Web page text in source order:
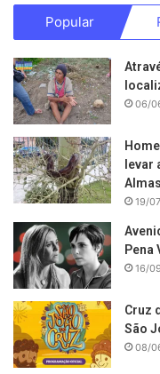
Popular
06/
levar
Almas
19/
Pena
16/
Cruz
São
08/